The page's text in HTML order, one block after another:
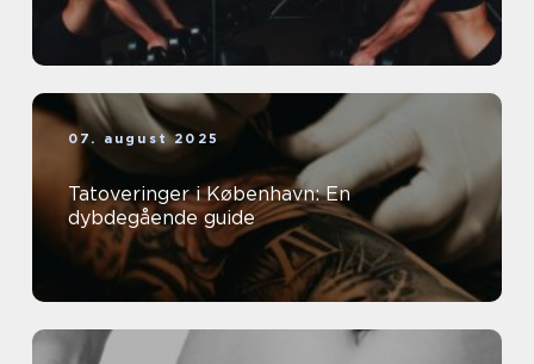
07. august 2025
Tatoveringer i København: En
dybdegående guide